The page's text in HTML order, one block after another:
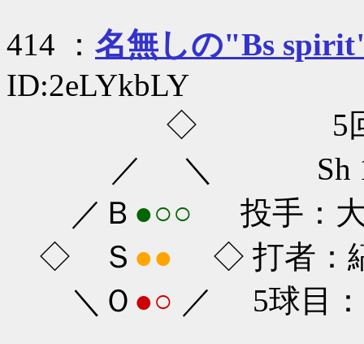
414 ： 名無しの"Bs
ID:2eLYkbLY
◇ 5回
／ ＼ Sh 1-
／Ｂ ●○○ 投手：大
◇ Ｓ ●● ◇ 打者：
＼Ｏ ●○ ／ 5球目：